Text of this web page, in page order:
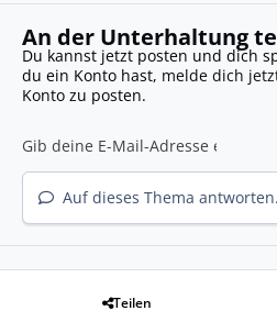
An der Unterhaltung
Du kannst jetzt posten und dich
du ein Konto hast, melde dich
Konto zu posten.
Auf dieses Thema
Teilen